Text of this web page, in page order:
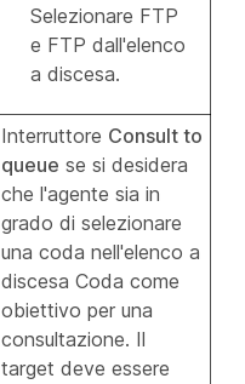
Selezionare FTP
e FTP dall'elenco
a discesa.
Interruttore Consult to
queue se si desidera
che l'agente sia in
grado di selezionare
una coda nell'elenco a
discesa Coda come
obiettivo per una
consultazione. Il
target deve essere